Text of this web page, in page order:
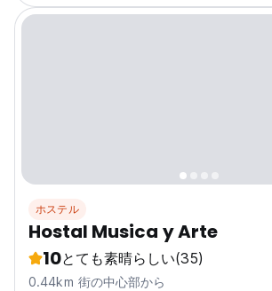
ホステル
Hostal Musica y Arte
10とても素晴らしい(35)
0.44km 街の中心部から